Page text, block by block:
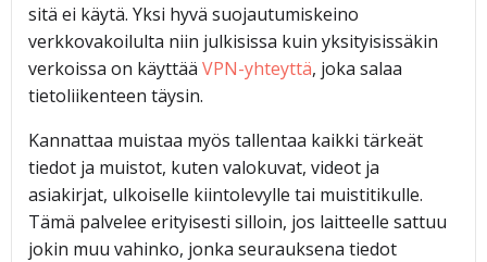
sitä ei käytä. Yksi hyvä suojautumiskeino
verkkovakoilulta niin julkisissa kuin yksityisissäkin
verkoissa on käyttää VPN-yhteyttä, joka salaa
tietoliikenteen täysin.
Kannattaa muistaa myös tallentaa kaikki tärkeät
tiedot ja muistot, kuten valokuvat, videot ja
asiakirjat, ulkoiselle kiintolevylle tai muistitikulle.
Tämä palvelee erityisesti silloin, jos laitteelle sattuu
jokin muu vahinko, jonka seurauksena tiedot